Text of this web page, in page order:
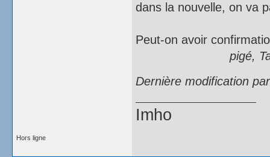
dans la nouvelle, on va
Peut-on avoir
pigé,
Dernière modification
Imho
Hors ligne